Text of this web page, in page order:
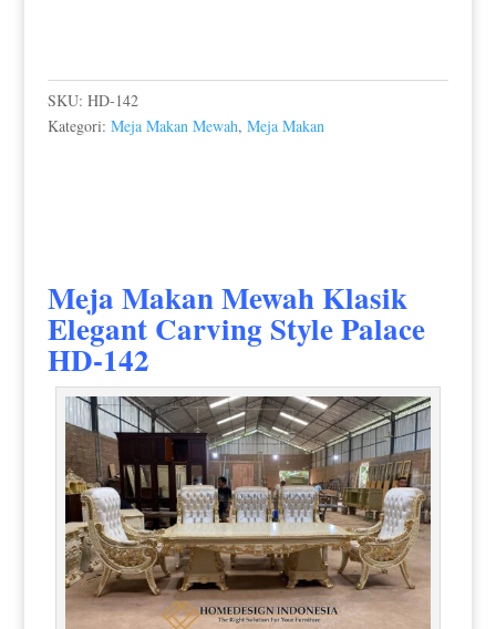
SKU: HD-142
Kategori: Meja Makan Mewah, Meja Makan
Meja Makan Mewah Klasik
Elegant Carving Style Palace
HD-142